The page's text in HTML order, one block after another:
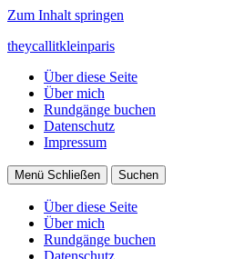
Zum Inhalt springen
theycallitkleinparis
Über diese Seite
Über mich
Rundgänge buchen
Datenschutz
Impressum
Menü Schließen Suchen
Über diese Seite
Über mich
Rundgänge buchen
Datenschutz